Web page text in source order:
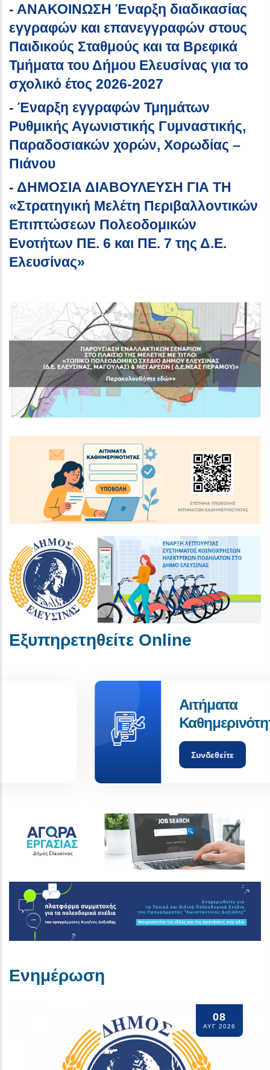
- ΑΝΑΚΟΙΝΩΣΗ Έναρξη διαδικασίας
εγγραφών και επανεγγραφών στους
Παιδικούς Σταθμούς και τα Βρεφικά
Τμήματα του Δήμου Ελευσίνας για το
σχολικό έτος 2026-2027
- Έναρξη εγγραφών Τμημάτων
Ρυθμικής Αγωνιστικής Γυμναστικής,
Παραδοσιακών χορών, Χορωδίας –
Πιάνου
- ΔΗΜΟΣΙΑ ΔΙΑΒΟΥΛΕΥΣΗ ΓΙΑ ΤΗ
«Στρατηγική Μελέτη Περιβαλλοντικών
Επιπτώσεων Πολεοδομικών
Ενοτήτων ΠΕ. 6 και ΠΕ. 7 της Δ.E.
Ελευσίνας»
Εξυπηρετηθείτε Online
Αιτήματα
Καθημερινότητας
Ενημέρωση
05
ΑΥΓ 2026
Πολύ υψηλός κίνδυνος
πυρκαγιάς (κατηγορία
κινδύνου 4) - κατάσταση